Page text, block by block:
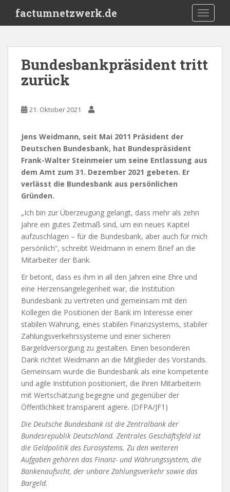
i
factumnetzwerk.de
Bundesbankpräsident tritt
zurück
21. Oktober 2021
Jens Weidmann, seit Mai 2011 Präsident der
Deutschen Bundesbank, hat Bundespräsident
Frank-Walter Steinmeier um seine Entlassung aus
dem Amt zum 31. Dezember 2021 gebeten. Er
verlässt die Bundesbank aus persönlichen
Gründen.
„Ich bin zur Überzeugung gelangt, dass mehr als zehn
Jahre ein gutes Zeitmaß sind, um ein neues Kapitel
aufzuschlagen – für die Bundesbank, aber auch für mich
persönlich“, schreibt Weidmann in einem Brief an die
Mitarbeiter der Bank.
Er betont, dass es ihm in all den Jahren eine Ehre und
eine Herzensangelegenheit war, die Institution
Bundesbank zu vertreten und gemeinsam mit den
Kollegen die Positionen der Bank im Interesse einer
stabilen Währung, eines stabilen Finanzsystems, stabiler
Zahlungsverkehrssysteme und einer sicheren
Bargeldversorgung zu gestalten. Einen besonderen
Dank richtet Weidmann an die Mitglieder des Vorstands.
Gemeinsam wurde die Bundesbank als eine kompetente
und agile Institution positioniert, die ihren Mitarbeitern
mit Wertschätzung begegne und gegenüber der
Öffentlichkeit transparent agiere. (DFPA/JF1)
Die Deutsche Bundesbank ist die Zentralbank der
Bundesrepublik Deutschland. Zentrales Geschäftsfeld ist
die Geldpolitik des Eurosystems. Zu den weiteren
Aufgaben gehören das Finanz- und Währungssystem, die
Bankenaufsicht, der unbare Zahlungsverkehr sowie das
Bargeld.